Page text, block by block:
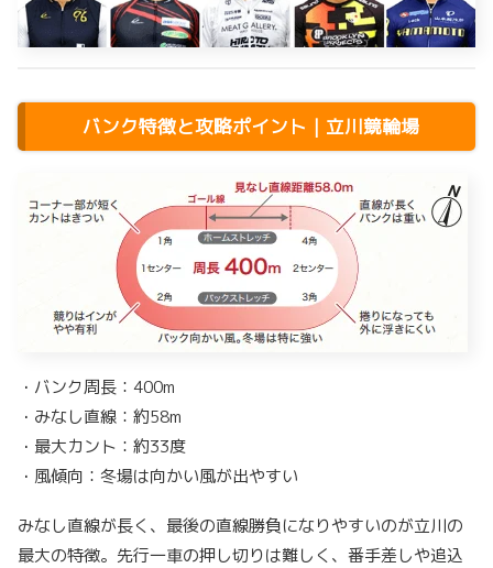
バンク特徴と攻略ポイント｜立川競輪場
・バンク周長：400m
・みなし直線：約58m
・最大カント：約33度
・風傾向：冬場は向かい風が出やすい
みなし直線が長く、最後の直線勝負になりやすいのが立川の
最大の特徴。先行一車の押し切りは難しく、番手差しや追込